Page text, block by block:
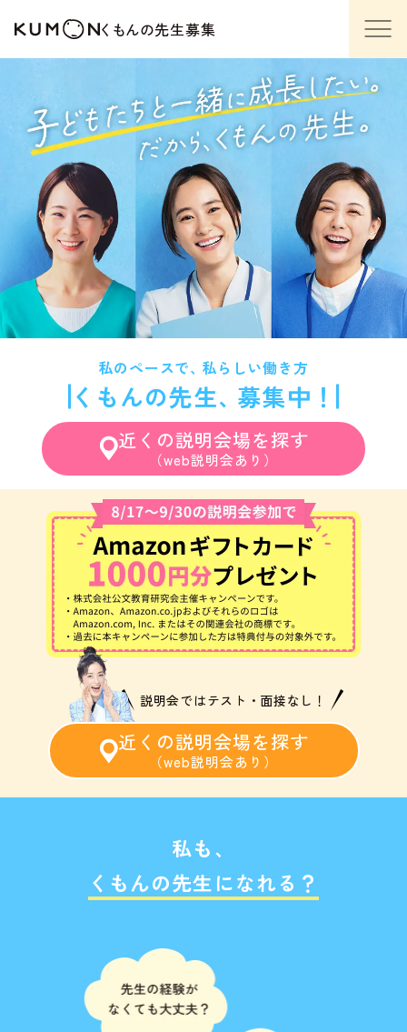
くもんの先生募集
私のペースで、 私らしい働き方
く もんの先生、 募集中！
近くの説明会場を探す
（web説明会あり）
説明会ではテスト・面接なし！
近くの説明会場を探す
（web説明会あり）
私も、
くもんの先生になれる？​